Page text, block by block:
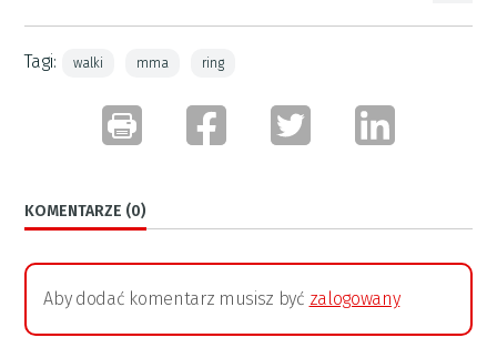
Tagi: walki mma ring
KOMENTARZE (0)
Aby dodać komentarz musisz być zalogowany